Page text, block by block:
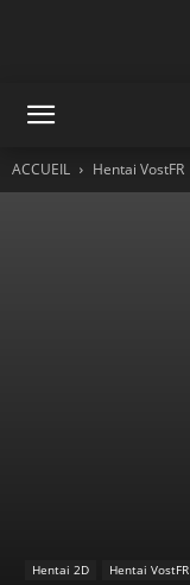
ACCUEIL Hentai VostFR
Hentai 2D Hentai VostFR